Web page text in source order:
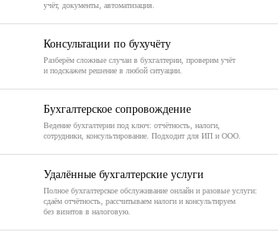
учёт, документы, автоматизация.
Консультации по бухучёту
Разберём сложные случаи в бухгалтерии, проверим учёт
и подскажем решение в любой ситуации.
Бухгалтерское сопровождение
Ведение бухгалтерии под ключ: отчётность, налоги,
сотрудники, консультирование. Подходит для ИП и ООО.
Удалённые бухгалтерские услуги
Полное бухгалтерское обслуживание онлайн и разовые услуги:
сдаём отчётность, рассчитываем налоги и консультируем
без визитов в налоговую.